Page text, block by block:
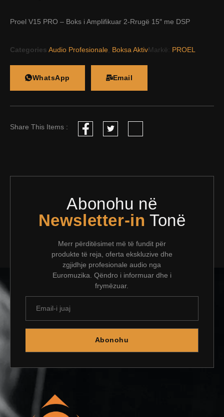
Proel V15 PRO – Boks i Amplifikuar 2-Rrugë 15″ me DSP
Categories Audio Profesionale Boksa AktivMarkë: PROEL
WhatsApp Email
Share This Items :
Abonohu në
Newsletter-in Tonë
Merr përditësimet më të fundit për
produkte të reja, oferta ekskluzive dhe
zgjidhje profesionale audio nga
Euromuzika. Qëndro i informuar dhe i
frymëzuar.
Abonohu